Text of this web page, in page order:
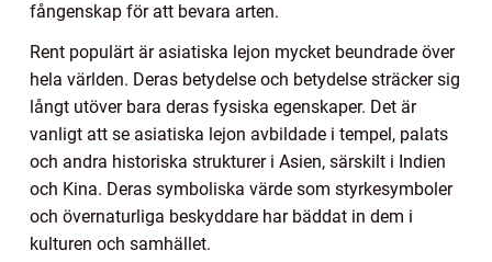
fångenskap för att bevara arten.
Rent populärt är asiatiska lejon mycket beundrade över
hela världen. Deras betydelse och betydelse sträcker sig
långt utöver bara deras fysiska egenskaper. Det är
vanligt att se asiatiska lejon avbildade i tempel, palats
och andra historiska strukturer i Asien, särskilt i Indien
och Kina. Deras symboliska värde som styrkesymboler
och övernaturliga beskyddare har bäddat in dem i
kulturen och samhället.